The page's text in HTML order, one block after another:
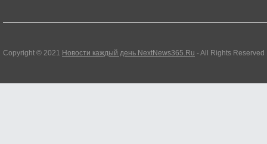
Copyright © 2021 Новости каждый день NextNews365.Ru - All Rights Reserved